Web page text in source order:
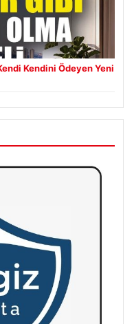
Kendini Ödeyen Yeni